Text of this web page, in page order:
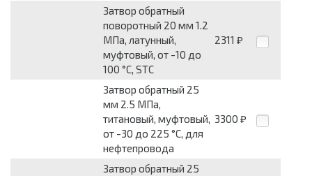
Затвор обратный
поворотный 20 мм 1.2
МПа, латунный,
муфтовый, от -10 до
100 °С, STC
2311 ₽
Затвор обратный 25
мм 2.5 МПа,
титановый, муфтовый,
от -30 до 225 °С, для
нефтепровода
3300 ₽
Затвор обратный 25